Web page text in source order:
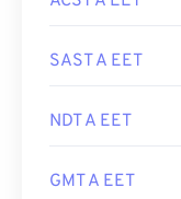
SAST A EET
NDT A EET
GMT A EET